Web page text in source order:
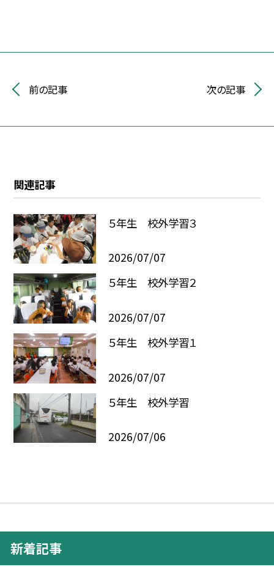
前の記事 次の記事
関連記事
５年生 校外学習３
2026/07/07
５年生 校外学習２
2026/07/07
５年生 校外学習１
2026/07/07
５年生 校外学習
2026/07/06
新着記事